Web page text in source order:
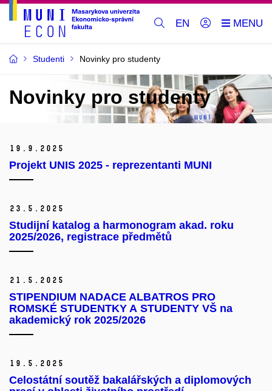
EN
Studenti Novinky pro studenty
Novinky pro studenty
19. 9. 2025
Projekt UNIS 2025 - reprezentanti MUNI
23. 5. 2025
Studijní katalog a harmonogram akad. roku
2025/2026, registrace předmětů
21. 5. 2025
STIPENDIUM NADACE ALBATROS PRO
ROMSKÉ STUDENTKY A STUDENTY VŠ na
akademický rok 2025/2026
19. 5. 2025
Celostátní soutěž bakalářských a diplomových